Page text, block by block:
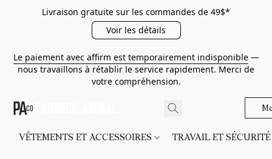
Livraison gratuite sur les commandes de 49$*
Voir les détails
Le paiement avec affirm est temporairement indisponible—
nous travaillons à rétablir le service rapidement. Merci de
votre compréhension.
VÊTEMENTS ET ACCESSOIRES TRAVAIL ET